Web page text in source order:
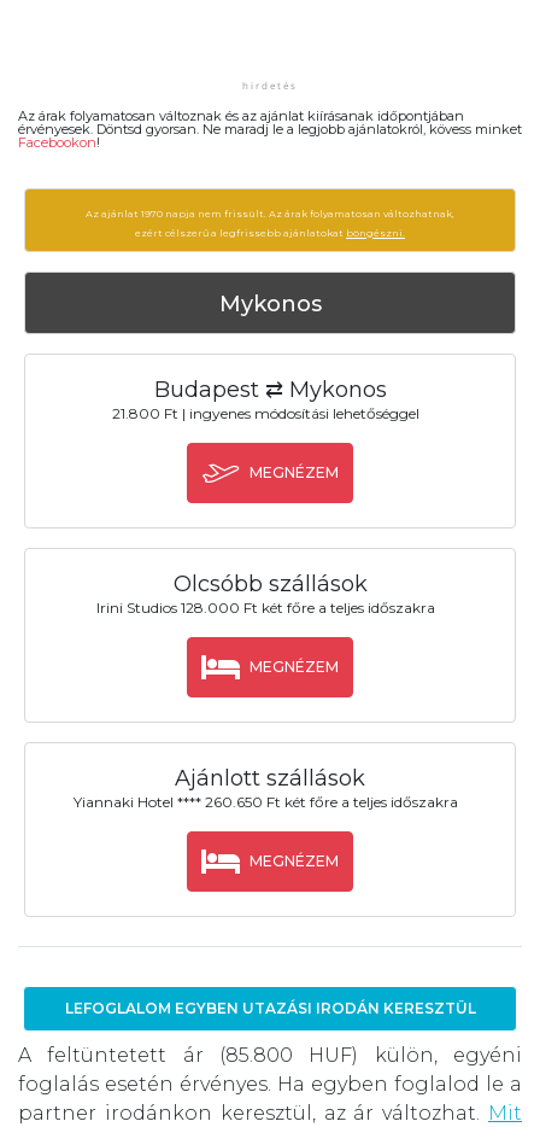
Az árak folyamatosan változnak és az ajánlat kiírásanak időpontjában
érvényesek. Döntsd gyorsan. Ne maradj le a legjobb ajánlatokról, kövess minket
Facebookon!
Az ajánlat 1970 napja nem frissült. Az árak folyamatosan változhatnak,
ezért célszerű a legfrissebb ajánlatokat böngészni.
Mykonos
Budapest ⇄ Mykonos
21.800 Ft | ingyenes módosítási lehetőséggel
MEGNÉZEM
Olcsóbb szállások
Irini Studios 128.000 Ft két főre a teljes időszakra
MEGNÉZEM
Ajánlott szállások
Yiannaki Hotel **** 260.650 Ft két főre a teljes időszakra
MEGNÉZEM
LEFOGLALOM EGYBEN UTAZÁSI IRODÁN KERESZTÜL
A feltüntetett ár (85.800 HUF) külön, egyéni
foglalás esetén érvényes. Ha egyben foglalod le a
partner irodánkon keresztül, az ár változhat. Mit